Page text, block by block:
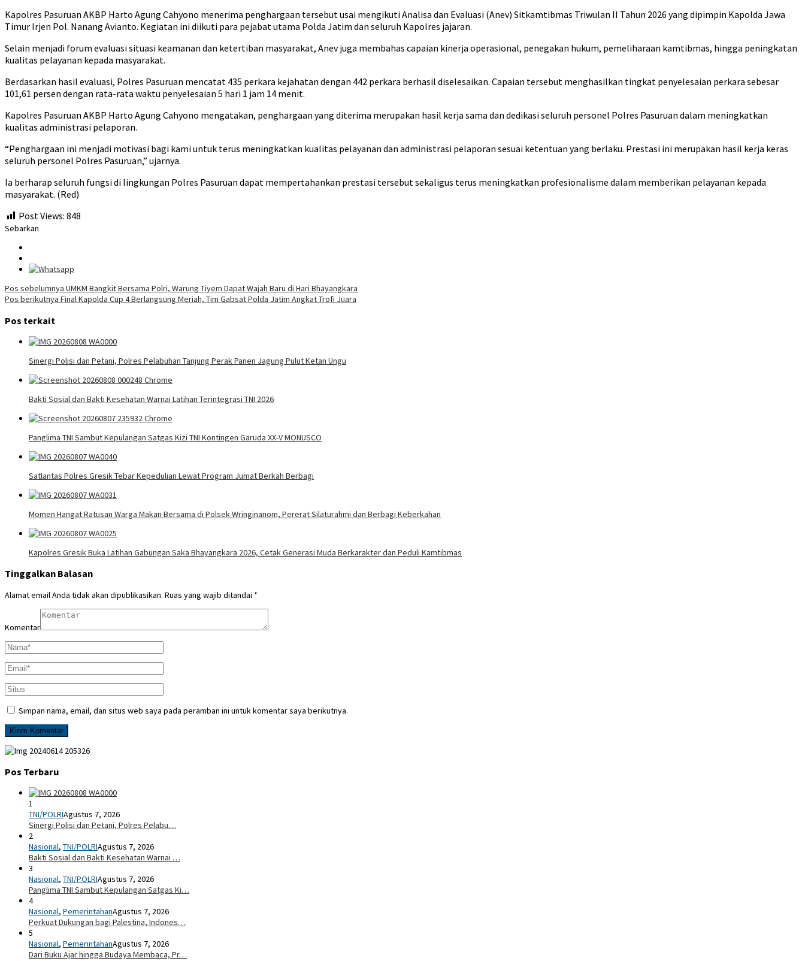
Kapolres Pasuruan AKBP Harto Agung Cahyono menerima penghargaan tersebut usai mengikuti Analisa dan Evaluasi (Anev) Sitkamtibmas Triwulan II Tahun 2026 yang dipimpin Kapolda Jawa
Timur Irjen Pol. Nanang Avianto. Kegiatan ini diikuti para pejabat utama Polda Jatim dan seluruh Kapolres jajaran.
Selain menjadi forum evaluasi situasi keamanan dan ketertiban masyarakat, Anev juga membahas capaian kinerja operasional, penegakan hukum, pemeliharaan kamtibmas, hingga peningkatan
kualitas pelayanan kepada masyarakat.
Berdasarkan hasil evaluasi, Polres Pasuruan mencatat 435 perkara kejahatan dengan 442 perkara berhasil diselesaikan. Capaian tersebut menghasilkan tingkat penyelesaian perkara sebesar
101,61 persen dengan rata-rata waktu penyelesaian 5 hari 1 jam 14 menit.
Kapolres Pasuruan AKBP Harto Agung Cahyono mengatakan, penghargaan yang diterima merupakan hasil kerja sama dan dedikasi seluruh personel Polres Pasuruan dalam meningkatkan
kualitas administrasi pelaporan.
“Penghargaan ini menjadi motivasi bagi kami untuk terus meningkatkan kualitas pelayanan dan administrasi pelaporan sesuai ketentuan yang berlaku. Prestasi ini merupakan hasil kerja keras
seluruh personel Polres Pasuruan,” ujarnya.
Ia berharap seluruh fungsi di lingkungan Polres Pasuruan dapat mempertahankan prestasi tersebut sekaligus terus meningkatkan profesionalisme dalam memberikan pelayanan kepada
masyarakat. (Red)
Post Views: 848
Sebarkan
Navigasi
pos
Pos sebelumnya UMKM Bangkit Bersama Polri, Warung Tiyem Dapat Wajah Baru di Hari Bhayangkara
Pos berikutnya Final Kapolda Cup 4 Berlangsung Meriah, Tim Gabsat Polda Jatim Angkat Trofi Juara
Pos terkait
Sinergi Polisi dan Petani, Polres Pelabuhan Tanjung Perak Panen Jagung Pulut Ketan Ungu
Bakti Sosial dan Bakti Kesehatan Warnai Latihan Terintegrasi TNI 2026
Panglima TNI Sambut Kepulangan Satgas Kizi TNI Kontingen Garuda XX-V MONUSCO
Satlantas Polres Gresik Tebar Kepedulian Lewat Program Jumat Berkah Berbagi
Momen Hangat Ratusan Warga Makan Bersama di Polsek Wringinanom, Pererat Silaturahmi dan Berbagi Keberkahan
Kapolres Gresik Buka Latihan Gabungan Saka Bhayangkara 2026, Cetak Generasi Muda Berkarakter dan Peduli Kamtibmas
Tinggalkan Balasan
Alamat email Anda tidak akan dipublikasikan. Ruas yang wajib ditandai *
Komentar
Simpan nama, email, dan situs web saya pada peramban ini untuk komentar saya berikutnya.
Pos Terbaru
1
TNI/POLRIAgustus 7, 2026
Sinergi Polisi dan Petani, Polres Pelabu…
2
Nasional, TNI/POLRIAgustus 7, 2026
Bakti Sosial dan Bakti Kesehatan Warnai …
3
Nasional, TNI/POLRIAgustus 7, 2026
Panglima TNI Sambut Kepulangan Satgas Ki…
4
Nasional, PemerintahanAgustus 7, 2026
Perkuat Dukungan bagi Palestina, Indones…
5
Nasional, PemerintahanAgustus 7, 2026
Dari Buku Ajar hingga Budaya Membaca, Pr…